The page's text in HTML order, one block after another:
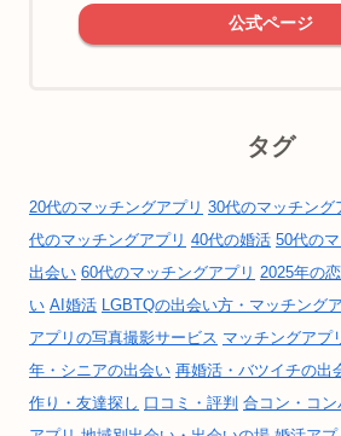
公式ページ
タグ
20代のマッチングアプリ 30代のマッチング
代のマッチングアプリ 40代の婚活 50代の
出会い 60代のマッチングアプリ 2025年の
い AI婚活 LGBTQの出会い方・マッチング
アプリの写真撮影サービス マッチングアプ
年・シニアの出会い 再婚活・バツイチの出
作り・友達探し 口コミ・評判 合コン・コン